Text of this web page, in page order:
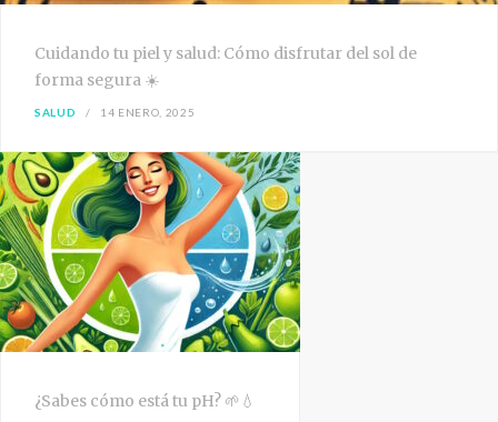
Cuidando tu piel y salud: Cómo disfrutar del sol de
forma segura ☀️
SALUD 14 ENERO, 2025
¿Sabes cómo está tu pH? 🌱💧